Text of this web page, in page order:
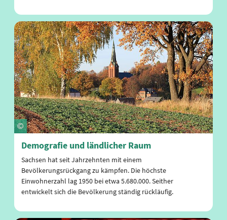
Demografie und ländlicher Raum
Sachsen hat seit Jahrzehnten mit einem
Bevölkerungsrückgang zu kämpfen. Die höchste
Einwohnerzahl lag 1950 bei etwa 5.680.000. Seither
entwickelt sich die Bevölkerung ständig rückläufig.